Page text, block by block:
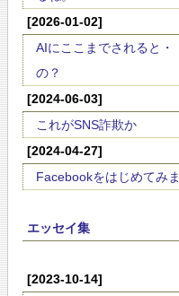
[2026-01-02]
AIにここまでされると・
の？
[2024-06-03]
これがSNS詐欺か
[2024-04-27]
Facebookをはじめてみま
エッセイ集
[2023-10-14]